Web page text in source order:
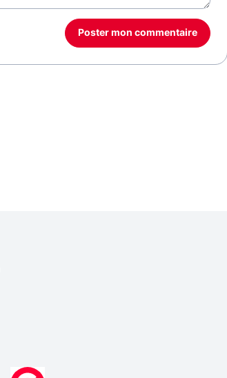
Poster mon commentaire